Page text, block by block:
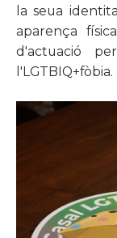
la seua
aparença
d'actuació
l'LGTBIQ+fòbia.